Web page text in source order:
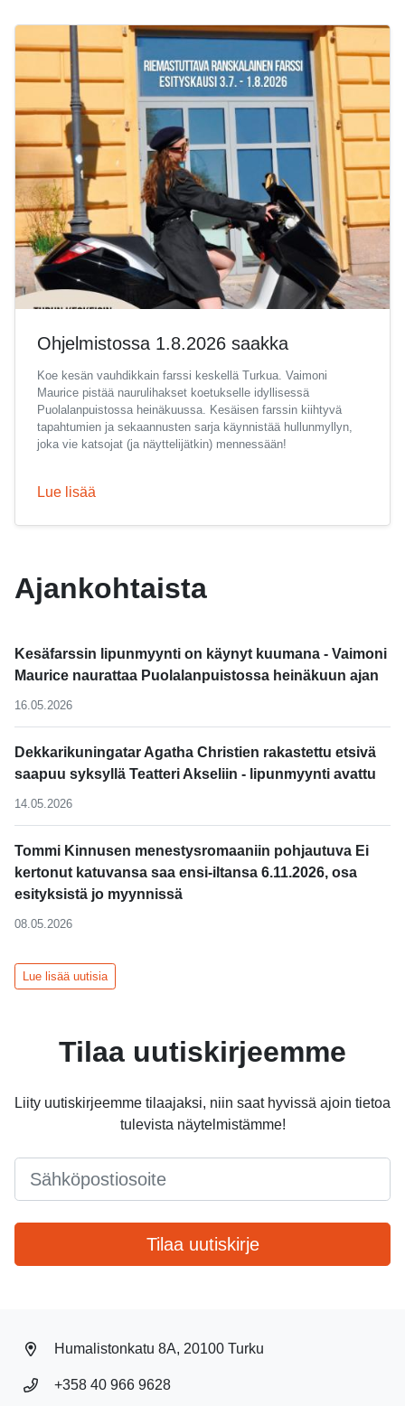
Ajankohtaista
Kesäfarssin lipunmyynti on käynyt kuumana - Vaimoni
Maurice naurattaa Puolalanpuistossa heinäkuun ajan
16.05.2026
Dekkarikuningatar Agatha Christien rakastettu etsivä
saapuu syksyllä Teatteri Akseliin - lipunmyynti avattu
14.05.2026
Tommi Kinnusen menestysromaaniin pohjautuva Ei
kertonut katuvansa saa ensi-iltansa 6.11.2026, osa
esityksistä jo myynnissä
08.05.2026
Lue lisää uutisia
Ohjelmistossa 1.8.2026 saakka
Koe kesän vauhdikkain farssi keskellä Turkua. Vaimoni
Maurice pistää naurulihakset koetukselle idyllisessä
Puolalanpuistossa heinäkuussa. Kesäisen farssin kiihtyvä
tapahtumien ja sekaannusten sarja käynnistää hullunmyllyn,
joka vie katsojat (ja näyttelijätkin) mennessään!
Lue lisää
Tilaa uutiskirjeemme
Liity uutiskirjeemme tilaajaksi, niin saat hyvissä ajoin tietoa
tulevista näytelmistämme!
Tilaa uutiskirje
Humalistonkatu 8A, 20100 Turku
+358 40 966 9628